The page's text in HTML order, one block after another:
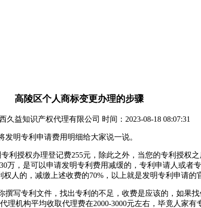
高陵区个人商标变更办理的步骤
久益知识产权代理有限公司 时间：2023-08-18 08:07:31
明专利申请费用明细给大家说一说。
利授权办理登记费255元，除此之外，当您的专利授权
万，是可以申请发明专利费用减缓的，专利申请人或者
人的，减缴上述收费的70%，以上就是发明专利申请的
写专利文件，找出专利的不足，收费是应该的，如果
机构平均收取代理费在2000-3000元左右，毕竟人家有